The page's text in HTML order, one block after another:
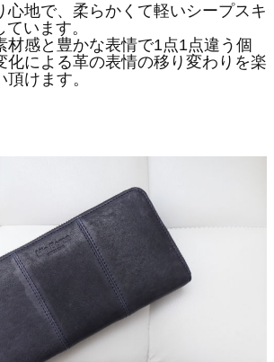
心地で、柔らかくて軽いシープスキ
います。
材感と豊かな表情で1点1点違う個
化による革の表情の移り変わりを楽
けます。